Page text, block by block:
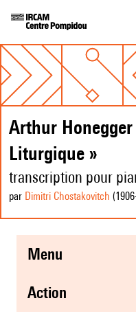
Arthur
Liturgique »
transcription pour
par Dimitri Chostakovitch (1906
menu
action